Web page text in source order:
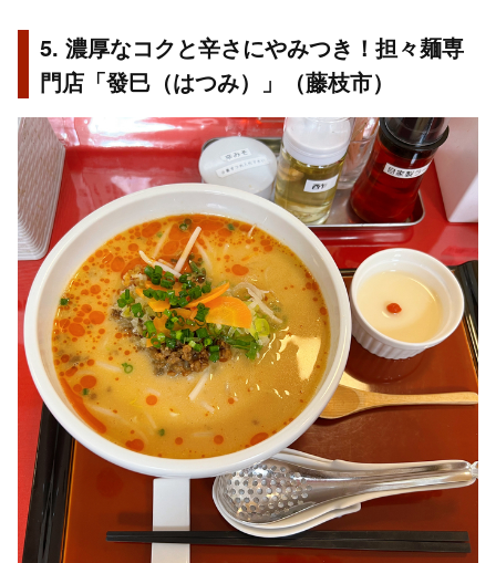
5. 濃厚なコクと辛さにやみつき！担々麺専
門店「發巳（はつみ）」（藤枝市）